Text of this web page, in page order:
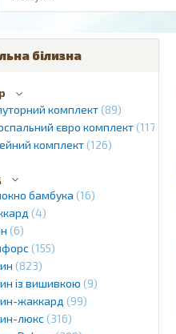
білизна
комплект 89
євро комплект 1179
комплект 126
бамбука 16
4
6
155
823
із вишивкою 9
жаккард
99
люкс 316